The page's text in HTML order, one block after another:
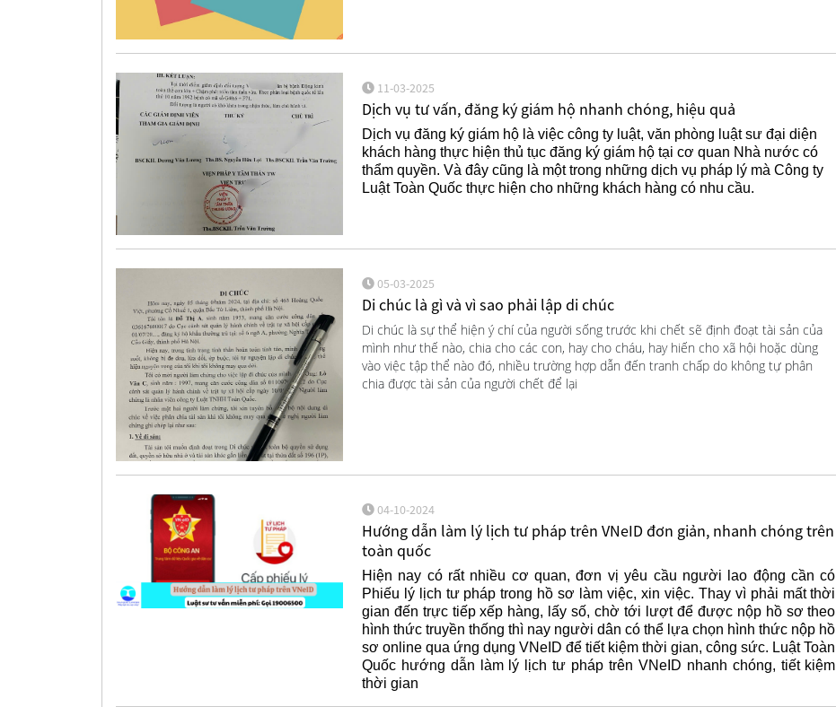
11-03-2025
Dịch vụ tư vấn, đăng ký giám hộ nhanh chóng, hiệu quả
Dịch vụ đăng ký giám hộ là việc công ty luật, văn phòng luật sư đại diện
khách hàng thực hiện thủ tục đăng ký giám hộ tại cơ quan Nhà nước có
thẩm quyền. Và đây cũng là một trong những dịch vụ pháp lý mà Công ty
Luật Toàn Quốc thực hiện cho những khách hàng có nhu cầu.
05-03-2025
Di chúc là gì và vì sao phải lập di chúc
Di chúc là sự thể hiện ý chí của người sống trước khi chết sẽ định đoạt tài sản của
mình như thế nào, chia cho các con, hay cho cháu, hay hiến cho xã hội hoặc dùng
vào việc tập thể nào đó, nhiều trường hợp dẫn đến tranh chấp do không tự phân
chia được tài sản của người chết để lại
04-10-2024
Hướng dẫn làm lý lịch tư pháp trên VNeID đơn giản, nhanh chóng trên
toàn quốc
Hiện nay có rất nhiều cơ quan, đơn vị yêu cầu người lao động cần có
Phiếu lý lịch tư pháp trong hồ sơ làm việc, xin việc. Thay vì phải mất thời
gian đến trực tiếp xếp hàng, lấy số, chờ tới lượt để được nộp hồ sơ theo
hình thức truyền thống thì nay người dân có thể lựa chọn hình thức nộp hồ
sơ online qua ứng dụng VNeID để tiết kiệm thời gian, công sức. Luật Toàn
Quốc hướng dẫn làm lý lịch tư pháp trên VNeID nhanh chóng, tiết kiệm
thời gian